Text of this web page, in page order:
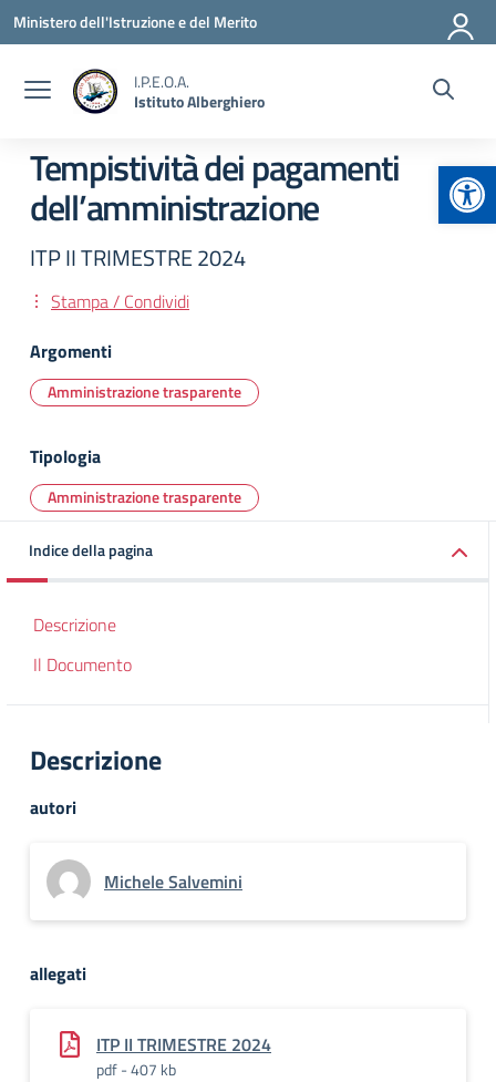
Vai ai contenuti
Vai al menu di navigazione
Vai al footer
Ministero dell'Istruzione e del Merito
I.P.E.O.A.
Istituto Alberghiero
Tempistività dei pagamenti
dell’amministrazione
ITP II TRIMESTRE 2024
Stampa / Condividi
Argomenti
Amministrazione trasparente
Tipologia
Amministrazione trasparente
Indice della pagina
Descrizione
Il Documento
Descrizione
autori
Michele Salvemini
allegati
ITP II TRIMESTRE 2024
pdf - 407 kb